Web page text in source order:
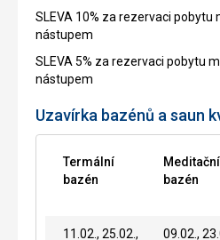
SLEVA 10% za rezervaci pobytu
nástupem
SLEVA 5% za rezervaci pobytu
nástupem
Uzavírka bazénů a saun
Termální
bazén
Meditační
bazén
11.02., 25.02.,
09.02.,